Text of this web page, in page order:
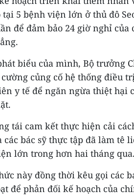
tại 5 bệnh viện lớn ở thủ đô
để đảm bảo 24 giờ nghỉ
biểu của mình, Bộ trưởng
cường củng cố hệ thống điều
y tế để ngăn ngừa thiệt hại
tái cam kết thực hiện cải
các bác sỹ thực tập đã làm tê
lớn trong hơn hai tháng qua.
này đồng thời kêu gọi các
để phản đối kế hoạch của